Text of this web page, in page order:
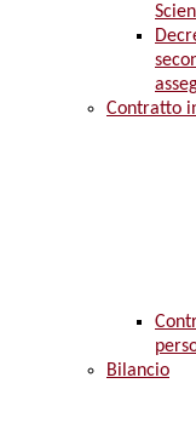
Contratto
Bilancio